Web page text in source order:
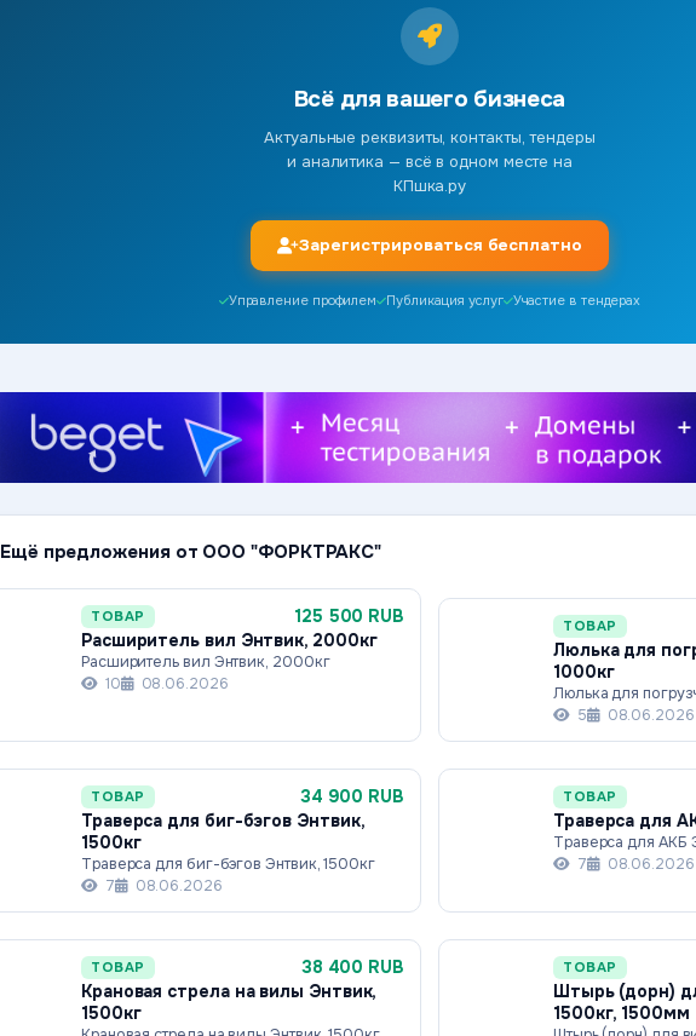
Всё для вашего бизнеса
Актуальные реквизиты, контакты, тендеры
и аналитика — всё в одном месте на
КПшка.ру
Зарегистрироваться бесплатно
Управление профилем Публикация услуг Участие в тендерах
Ещё предложения от ООО "ФОРКТРАКС"
ТОВАР
125 500 RUB
Расширитель вил Энтвик, 2000кг
Расширитель вил Энтвик, 2000кг
10
08.06.2026
ТОВАР
Люлька для
1000кг
Люлька для
5
08.06.2026
ТОВАР
34 900 RUB
Траверса для биг-бэгов Энтвик,
1500кг
Траверса для биг-бэгов Энтвик, 1500кг
7
08.06.2026
ТОВАР
Траверса для
Траверса для АКБ
7
08.06.2026
ТОВАР
38 400 RUB
Крановая стрела на вилы Энтвик,
1500кг
ТОВАР
Штырь (дорн)
1500кг, 1500мм